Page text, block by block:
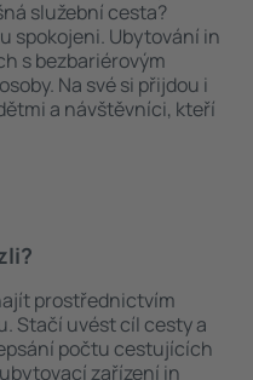
služební cesta?
spokojeni. Ubytování in
s bezbariérovým
Na své si přijdou i
a návštěvníci, kteří
prostřednictvím
Stačí uvést cíl cesty a
počtu cestujících
zařízení in